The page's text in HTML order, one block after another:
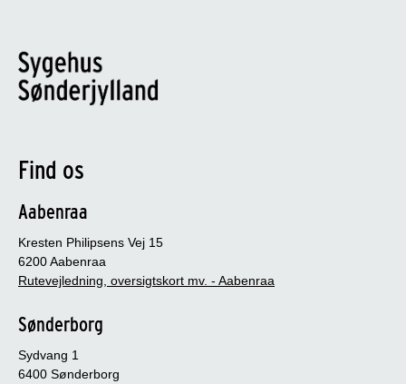
Find os
Aabenraa
Kresten Philipsens Vej 15
6200 Aabenraa
Rutevejledning, oversigtskort mv. - Aabenraa
Sønderborg
Sydvang 1
6400 Sønderborg